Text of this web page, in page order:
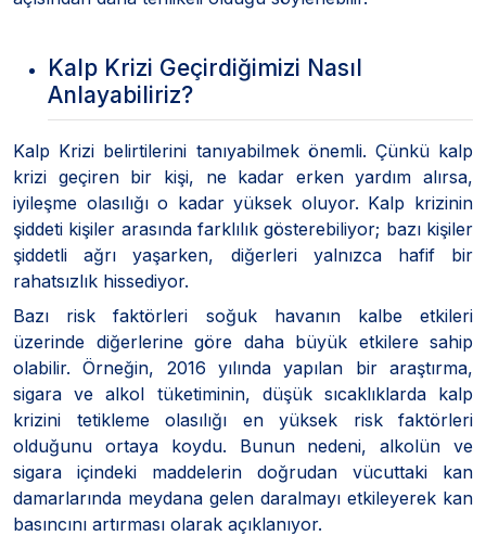
Kalp Krizi Geçirdiğimizi Nasıl
Anlayabiliriz?
Kalp Krizi belirtilerini tanıyabilmek önemli. Çünkü kalp
krizi geçiren bir kişi, ne kadar erken yardım alırsa,
iyileşme olasılığı o kadar yüksek oluyor. Kalp krizinin
şiddeti kişiler arasında farklılık gösterebiliyor; bazı kişiler
şiddetli ağrı yaşarken, diğerleri yalnızca hafif bir
rahatsızlık hissediyor.
Bazı risk faktörleri soğuk havanın kalbe etkileri
üzerinde diğerlerine göre daha büyük etkilere sahip
olabilir. Örneğin, 2016 yılında yapılan bir araştırma,
sigara ve alkol tüketiminin, düşük sıcaklıklarda kalp
krizini tetikleme olasılığı en yüksek risk faktörleri
olduğunu ortaya koydu. Bunun nedeni, alkolün ve
sigara içindeki maddelerin doğrudan vücuttaki kan
damarlarında meydana gelen daralmayı etkileyerek kan
basıncını artırması olarak açıklanıyor.